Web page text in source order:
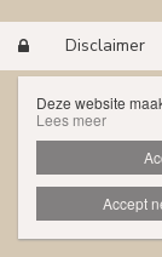
 Disclaimer
Deze website
Lees meer
Accept